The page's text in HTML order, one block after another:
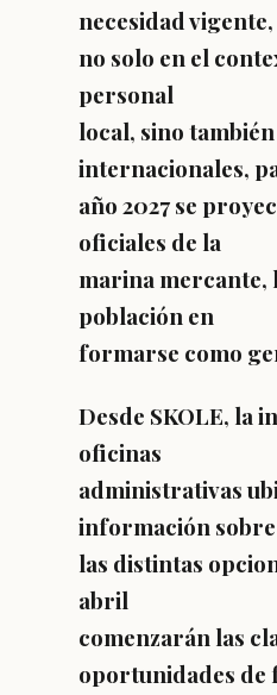
necesidad vigente,
no solo en el
personal
local, sino
internacionales,
año 2027 se
oficiales de la
marina mercante,
población en
formarse como
Desde SKOLE, la
oficinas
administrativas
información sobre
las distintas
abril
comenzarán las
oportunidades de